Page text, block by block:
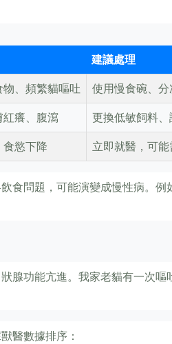
建議處理
、頻繁貓嘔吐
使用慢食碗、分
癢、腹瀉
更換低敏飼料
食慾下降 立即就醫，可
食問題，可能演變成慢性病。例
腺功能亢進。我家老貓有一次嘔
醫數據排序：